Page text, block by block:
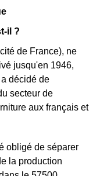
il ?
de France), ne
jusqu'en 1946,
décidé de
secteur de
aux français et
obligé de séparer
la production